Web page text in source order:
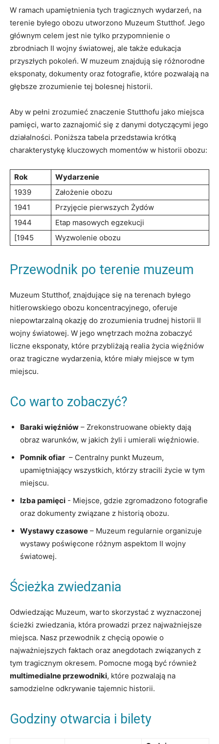
W ramach upamiętnienia tych tragicznych wydarzeń, na
terenie byłego obozu utworzono Muzeum Stutthof. Jego
głównym ‌celem⁣ jest nie⁤ tylko⁣ przypomnienie o‍
zbrodniach ⁤II wojny światowej, ale⁢ także ‍edukacja
przyszłych pokoleń. W muzeum ⁢znajdują się różnorodne ​
eksponaty, ⁤dokumenty oraz fotografie, które pozwalają ⁤na
głębsze ‍zrozumienie ⁣tej bolesnej historii.
Aby⁢ w⁤ pełni zrozumieć znaczenie Stutthofu jako⁤ miejsca
pamięci, warto zaznajomić się z danymi⁢ dotyczącymi jego
⁤działalności.‌ Poniższa⁢ tabela ⁢przedstawia krótką
charakterystykę kluczowych momentów w historii obozu:
Rok
Wydarzenie
1939
Założenie ​obozu
1941
Przyjęcie ‌pierwszych Żydów
1944
Etap masowych egzekucji
[1945
Wyzwolenie obozu
Przewodnik po⁣ terenie muzeum
Muzeum Stutthof,‌ znajdujące się ‌na ⁣terenach byłego
hitlerowskiego⁣ obozu koncentracyjnego, oferuje
⁢niepowtarzalną okazję do ⁤zrozumienia ⁤trudnej‍ historii II
wojny światowej. W⁤ jego wnętrzach można ⁣zobaczyć
liczne eksponaty, które przybliżają realia życia ‌więźniów⁢
oraz tragiczne wydarzenia, które miały‌ miejsce w ⁤tym
miejscu.
Co warto zobaczyć?
Baraki więźniów – Zrekonstruowane obiekty⁤ dają
obraz warunków, w jakich żyli⁣ i ⁤umierali więźniowie.
Pomnik ofiar ​ – Centralny punkt Muzeum,‌
upamiętniający⁤ wszystkich, ​którzy stracili życie w tym
miejscu.
Izba pamięci ⁣-‍ Miejsce, gdzie zgromadzono fotografie
oraz dokumenty związane ​z⁢ historią obozu.
Wystawy czasowe – Muzeum​ regularnie organizuje
wystawy ​poświęcone‌ różnym aspektom ​II wojny
światowej.
Ścieżka ⁢zwiedzania
Odwiedzając Muzeum,‌ warto ‍skorzystać z⁣ wyznaczonej
ścieżki ​zwiedzania, która prowadzi przez najważniejsze
miejsca. ​Nasz przewodnik z⁣ chęcią opowie o
najważniejszych faktach⁤ oraz‌ anegdotach związanych z
tym ​tragicznym okresem. Pomocne mogą⁢ być również
multimedialne ‌przewodniki, które pozwalają na
samodzielne odkrywanie tajemnic historii.
Godziny otwarcia i​ bilety